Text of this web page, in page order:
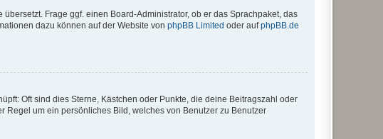
Frage ggf. einen Board-Administrator, ob er das Sprachpaket, das
dazu können auf der Website von phpBB Limited oder aufphpBB.de
Oft sind dies Sterne, Kästchen oder Punkte, die deine Beitragszahl oder
Regel um ein persönliches Bild, welches von Benutzer zu Benutzer